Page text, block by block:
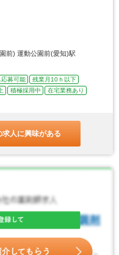
前) 運動公園前(愛知)駅
募可能
残業月10ｈ以下
積極採用中
在宅業務あり
求人に興味がある